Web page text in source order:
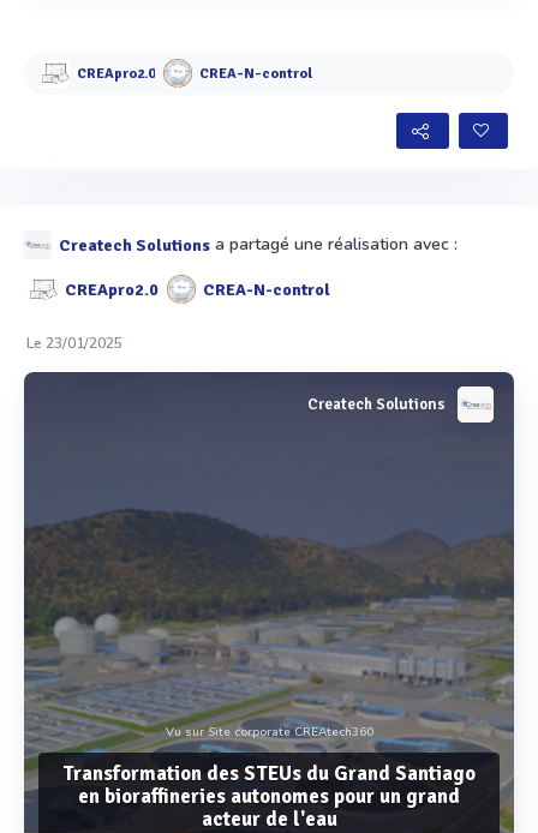
Voir plus
CREApro2.0 CREA-N-control
Createch Solutions a partagé une réalisation avec :
CREApro2.0 CREA-N-control
Le 23/01/2025
Createch Solutions
Vu sur Site corporate CREAtech360
Transformation des STEUs du Grand Santiago
en bioraffineries autonomes pour un grand
acteur de l'eau